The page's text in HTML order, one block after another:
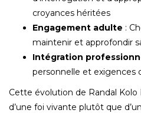
croyances héritées
Engagement adulte :
maintenir et approfondir
Intégration
personnelle et exigences
Cette évolution de Randal
d’une foi vivante plutôt que